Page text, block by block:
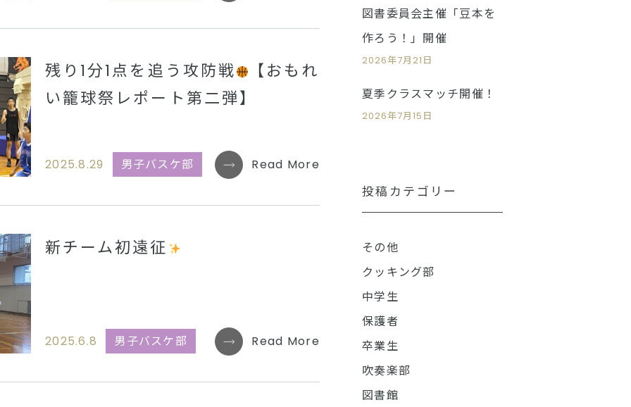
残り1分1点を追う攻防戦
【おもれ
い籠球祭レポート第二弾】
2025.8.29 男子バスケ部 Read More
新チーム初遠征
2025.6.8 男子バスケ部 Read More
図書委員会主催「豆本を
作ろう！」開催
2026年7月21日
夏季クラスマッチ開催！
2026年7月15日
投稿カテゴリー
その他
クッキング部
中学生
保護者
卒業生
吹奏楽部
図書館